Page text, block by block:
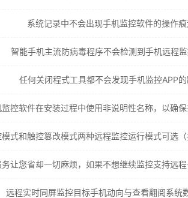
系统记录中不会出现手机监控软件的操作痕
智能手机主流防病毒程序不会检测到手机远程监
任何关闭程式工具都不会发现手机监控APP的
控软件在安装过程中使用非说明性名称，以确保
式和触控篡改模式两种远程监控运行模式可选（
务让您省却一切麻烦，如果不想继续监控支持远
远程实时同屏监控目标手机动向与查看翻阅系统